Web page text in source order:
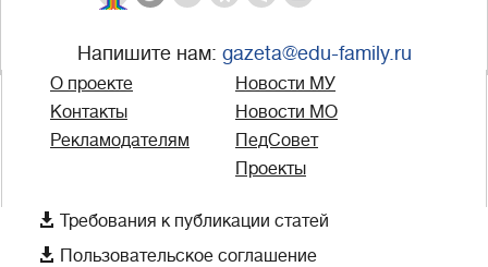
Напишите нам: gazeta@edu-family.ru
О проекте
Контакты
Рекламодателям
Новости МУ
Новости МО
ПедСовет
Проекты
 Требования к публикации статей
 Пользовательское соглашение